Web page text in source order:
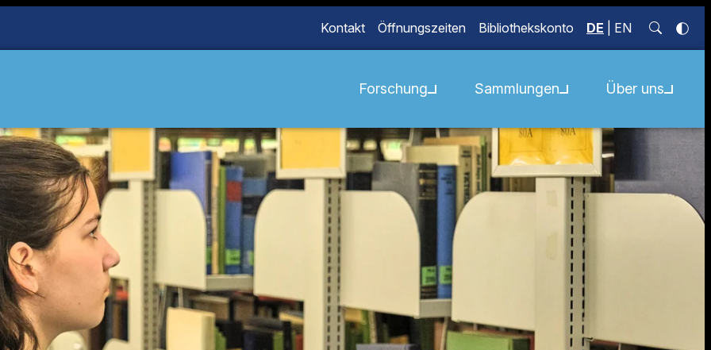
Kontakt Öffnungszeiten Bibliothekskonto DE EN
Forschung Sammlungen Über uns